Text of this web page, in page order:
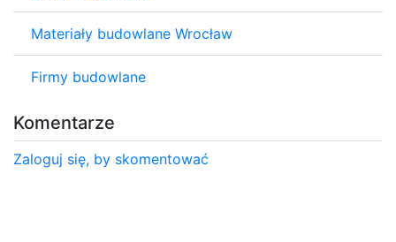
Materiały budowlane Wrocław
Firmy budowlane
Komentarze
Zaloguj się, by skomentować